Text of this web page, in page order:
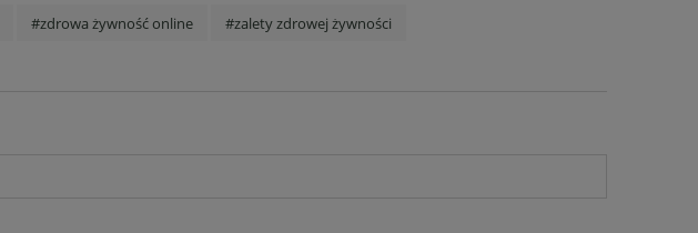
#zdrowa żywność online #zalety zdrowej żywności